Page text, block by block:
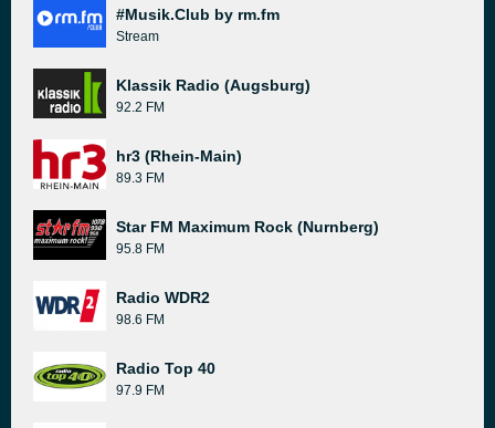
#Musik.Club by rm.fm
Stream
Klassik Radio (Augsburg)
92.2 FM
hr3 (Rhein-Main)
89.3 FM
Star FM Maximum Rock (Nurnberg)
95.8 FM
Radio WDR2
98.6 FM
Radio Top 40
97.9 FM